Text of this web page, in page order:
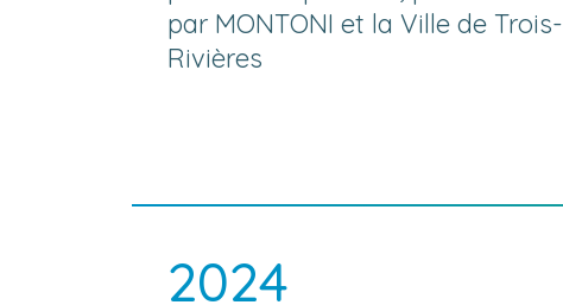
par MONTONI et la Ville de Trois-
Rivières
2024